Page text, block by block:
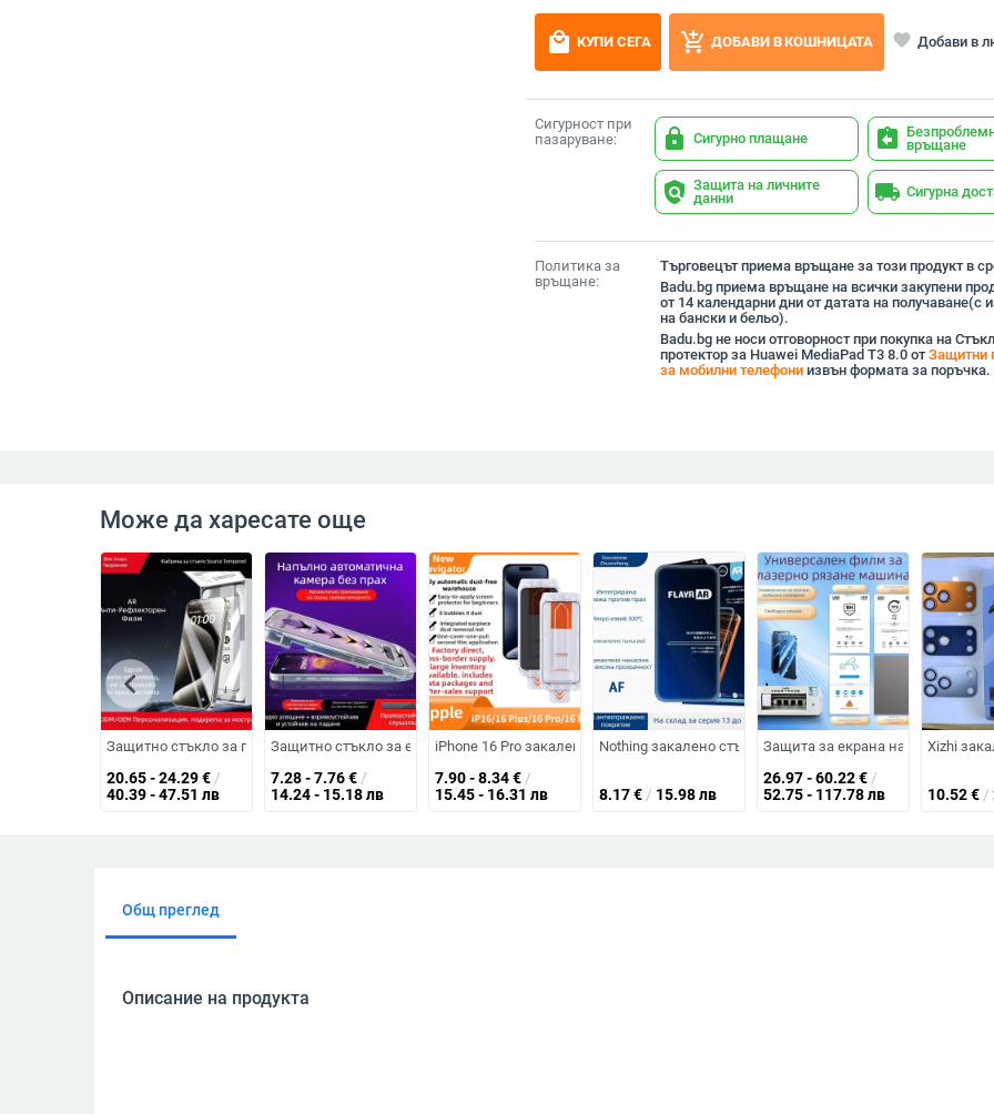
local_mall КУПИ СЕГА add_shopping_cart ДОБАВИ В КОШНИЦАТА favorite Добави в
Сигурност при
пазаруване:
lock Сигурно плащане assignment_return връщане
policy Защита на личните
данни
local_shipping Сигурна
Политика за
връщане:
Търговецът приема връщане за този продукт в
Badu.bg приема връщане на всички закупени
от 14 календарни дни от датата на получаване(с
на бански и бельо).
Badu.bg не носи отговорност при покупка на
протектор за Huawei MediaPad T3 8.0 отЗащитни
за мобилни телефониизвън формата за поръчка.
Може да харесате още
Защитно стъкло за предния екран за iPhone 17 Pro Max с антиотражателно покритие — прахоустойчиво, антиотпечатъчно.
20.65 - 24.29€ /
40.39 - 47.51 лв
Защитно стъкло за екран за iPhone 17 Pro Max, темперирано стъкло, електроплатирано покритие,
7.28 - 7.76€ /
14.24 - 15.18 лв
iPhone 16 Pro закалено стъкло за поверителност — протектор за дисплея, анти-
7.90 - 8.34€ /
15.45 - 16.31 лв
Nothing закалено стъкло протектор за предния екран на
8.17€ / 15.98 лв
Защита за екрана на телефон
26.97 - 60.22€ /
52.75 - 117.78 лв
Xizhi
10.52€ /
chevron_left
Общ преглед
Описание на продукта